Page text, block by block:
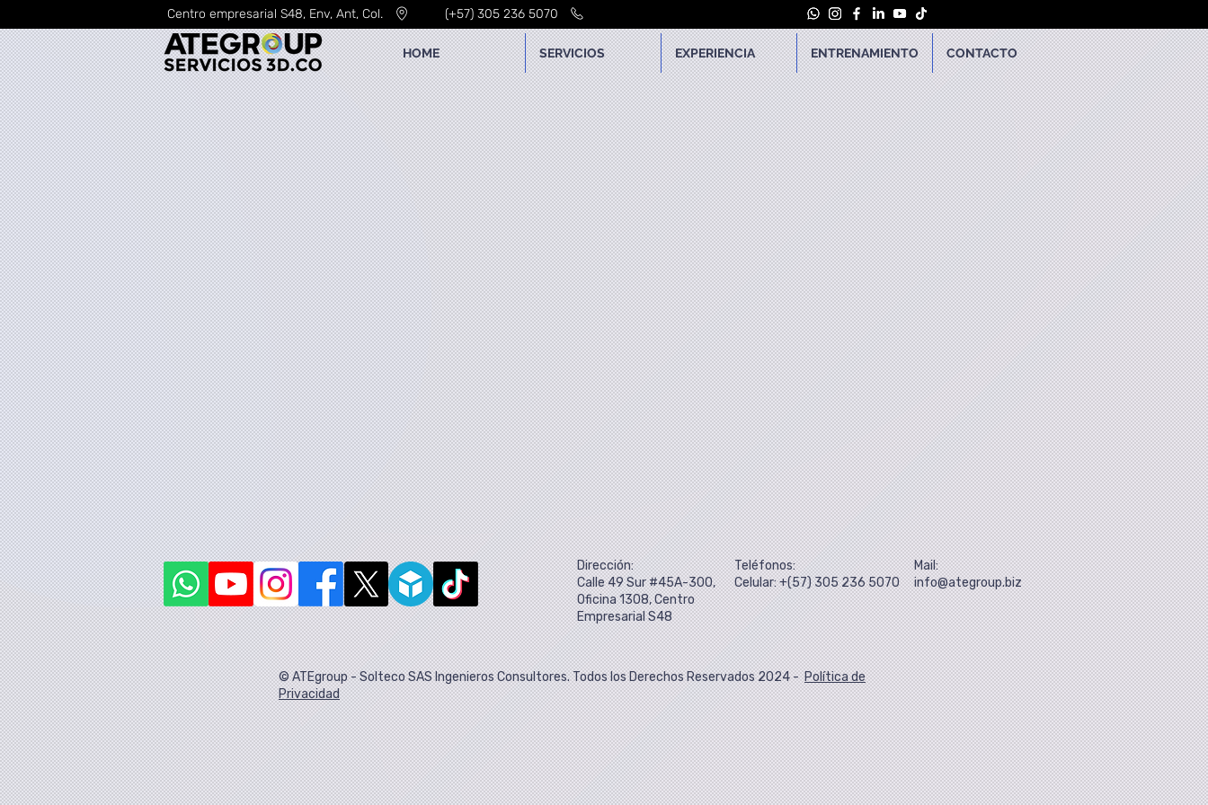
Centro empresarial S48, Env, Ant, Col. (+57) 305 236 5070
HOME SERVICIOS EXPERIENCIA ENTRENAMIENTO CONTACTO
Dirección:
Calle 49 Sur #45A-300,
Oficina 1308, Centro
Empresarial S48
Teléfonos:
Celular: +(57) 305 236 5070
Mail:
info@ategroup.biz
© ATEgroup - Solteco SAS Ingenieros Consultores. Todos los Derechos Reservados 2024 -Política de
Privacidad